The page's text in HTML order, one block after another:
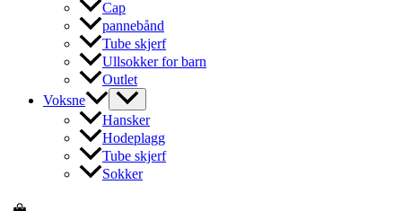
Cap
pannebånd
Tube skjerf
Ullsokker for barn
Outlet
Voksne
Hansker
Hodeplagg
Tube skjerf
Sokker